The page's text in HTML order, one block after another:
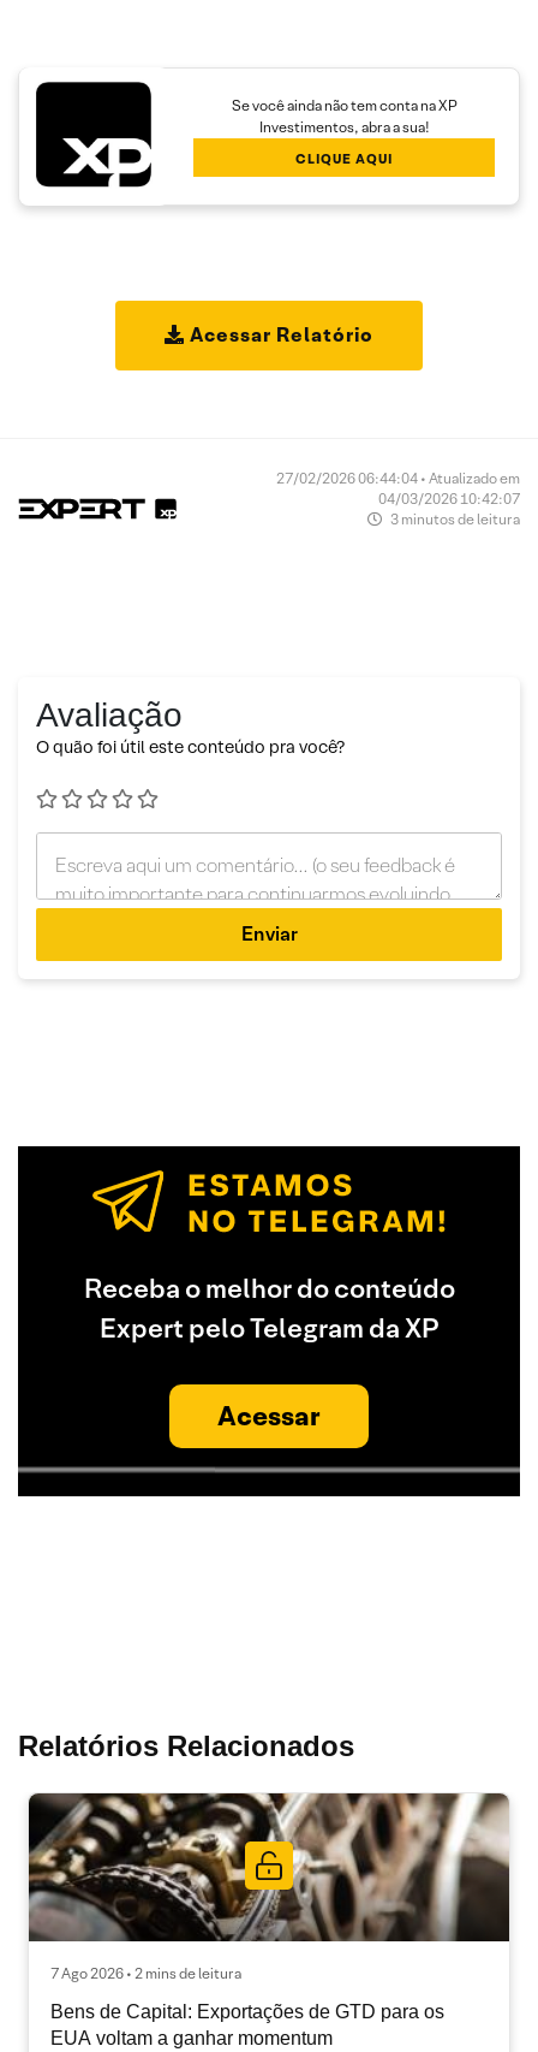
Se você ainda não tem conta na XP
Investimentos, abra a sua!
CLIQUE AQUI
Acessar Relatório
27/02/2026 06:44:04 • Atualizado em
04/03/2026 10:42:07
3 minutos de leitura
Avaliação
O quão foi útil este conteúdo pra você?
Enviar
Receba o melhor do conteúdo
Expert pelo Telegram da XP
Acessar
Relatórios Relacionados
7 Ago 2026 • 2 mins de leitura
Bens de Capital: Exportações de GTD para os
EUA voltam a ganhar momentum